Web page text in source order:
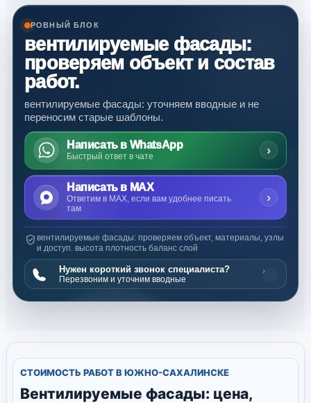
РОВНЫЙ БЛОК
вентилируемые фасады:
проверяем объект и состав
работ.
вентилируемые фасады: уточняем вводные и не
переносим старые шаблоны.
Написать в WhatsApp
Быстрый ответ в чате ›
Написать в MAX
Ответим в MAX, если вам удобнее писать
там
›
вентилируемые фасады: проверяем объект, материалы, узлы
и доступ. высота плотность баланс слой
Нужен короткий звонок специалиста?
Перезвоним и уточним вводные
›
СТОИМОСТЬ РАБОТ В ЮЖНО-САХАЛИНСКЕ
Вентилируемые фасады: цена,